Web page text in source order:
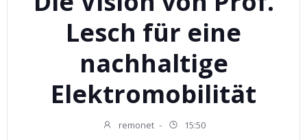
Lesch für eine
nachhaltige
Elektromobilität
remonet - 15:50